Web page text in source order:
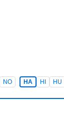
NO HA HI HU